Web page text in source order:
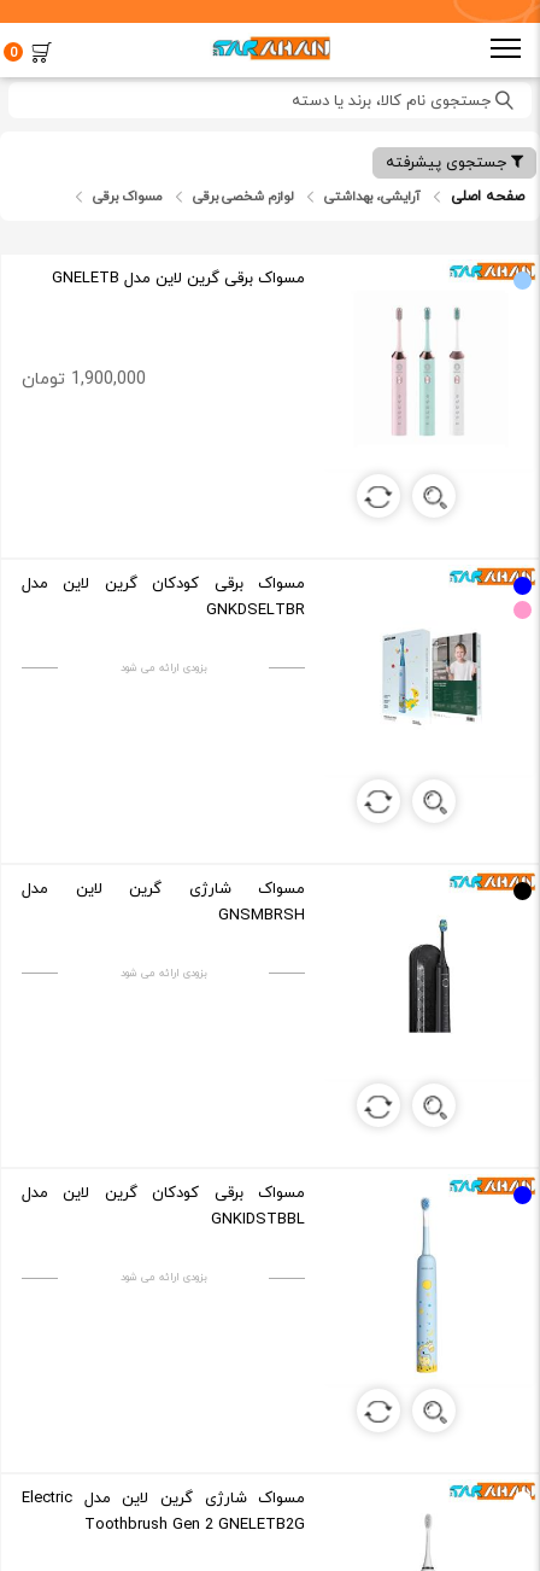
0
جستجوی نام کالا، برند یا دسته
صفحه اصلی آرایشی، بهداشتی لوازم شخصی برقی مسواک برقی
مسواک برقی گرین لاین مدل GNELETB
1,900,000 تومان
مسواک برقی کودکان گرین لاین مدل
GNKDSELTBR
بزودی ارائه می شود
مسواک شارژی گرین لاین مدل
GNSMBRSH
بزودی ارائه می شود
مسواک برقی کودکان گرین لاین مدل
GNKIDSTBBL
بزودی ارائه می شود
مسواک شارژی گرین لاین مدل Electric
Toothbrush Gen 2 GNELETB2G